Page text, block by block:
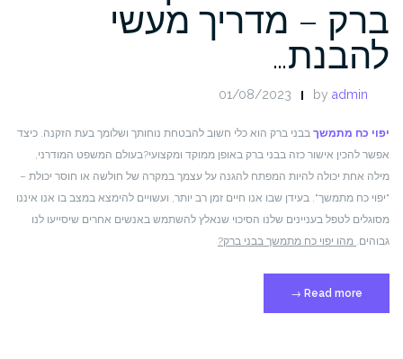
ברק – מדריך מעשי
להבנת…
01/08/2023 by admin
יפוי כח מתמשך בבני ברק הוא כלי חשוב להבטחת נוחותך ושלומך בעת הזקנה. כיצד
אפשר להכין אישור כזה בבני ברק באופן ממוקד ומקצועי?בעולם המשפט המודרני,
מילה אחת יכולה להיות המפתח להגנה על עצמך במקרה של חולשה או חוסר יכולת –
"יפוי כח מתמשך". בעידן שבו אנו חיים זמן רב יותר, ועשויים להימצא במצב בו אנו איננו
מסוגלים לטפל בעניינים שלנו הסיכוי שנאלץ להשתמש באנשים אחרים שיסייעו לנו
גבוהים. מהו יפוי כח מתמשך בבני ברק?
Read more "ייפוי
כח
→